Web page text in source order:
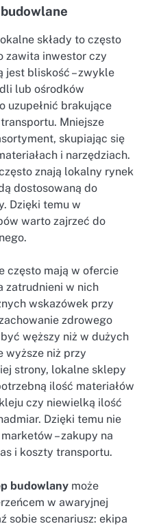
składy to często
zawita inwestor czy
jest bliskość – zwykle
lub ośrodków
uzupełnić brakujące
Mniejsze
skupiając się
i narzędziach.
znają lokalny rynek
dostosowaną do
Dzięki temu w
warto zajrzeć do
często mają w ofercie
zatrudnieni w nich
wskazówek przy
zdrowego
węższy niż w dużych
wyższe niż przy
strony, lokalne sklepy
ilość materiałów
czy niewielką ilość
Dzięki temu nie
– zakupy na
i koszty transportu.
budowlany może
w awaryjnej
sobie scenariusz: ekipa